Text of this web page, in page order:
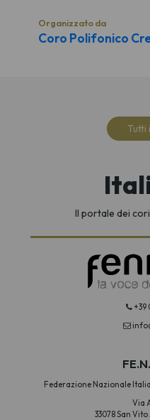
Organizzato da
Coro Polifonico
Tutti
Il portale dei
+39
Federazione Nazionale
Via
33078 San